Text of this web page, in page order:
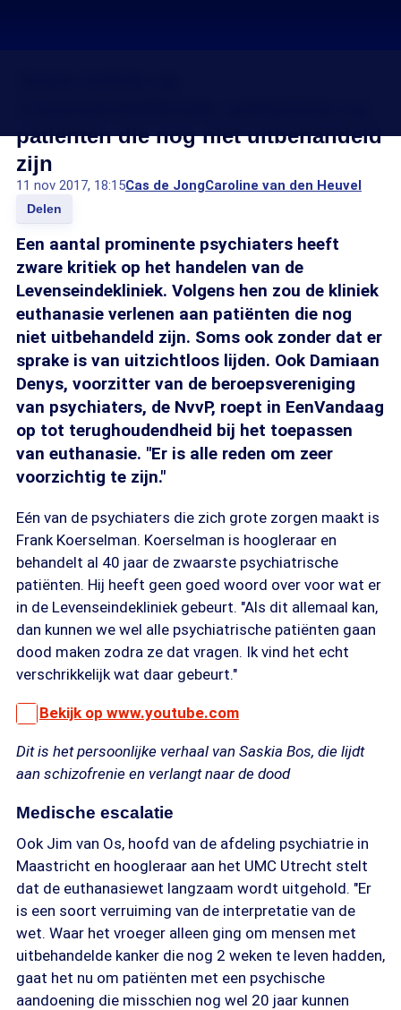
patiënten die nog niet uitbehandeld
zijn
11 nov 2017, 18:15Cas de JongCaroline van den Heuvel
Delen
Een aantal prominente psychiaters heeft
zware kritiek op het handelen van de
Levenseindekliniek. Volgens hen zou de kliniek
euthanasie verlenen aan patiënten die nog
niet uitbehandeld zijn. Soms ook zonder dat er
sprake is van uitzichtloos lijden. Ook Damiaan
Denys, voorzitter van de beroepsvereniging
van psychiaters, de NvvP, roept in EenVandaag
op tot terughoudendheid bij het toepassen
van euthanasie. "Er is alle reden om zeer
voorzichtig te zijn."
Eén van de psychiaters die zich grote zorgen maakt is
Frank Koerselman. Koerselman is hoogleraar en
behandelt al 40 jaar de zwaarste psychiatrische
patiënten. Hij heeft geen goed woord over voor wat er
in de Levenseindekliniek gebeurt. "Als dit allemaal kan,
dan kunnen we wel alle psychiatrische patiënten gaan
dood maken zodra ze dat vragen. Ik vind het echt
verschrikkelijk wat daar gebeurt."
Bekijk op www.youtube.com
Dit is het persoonlijke verhaal van Saskia Bos, die lijdt
aan schizofrenie en verlangt naar de dood
Medische escalatie
Ook Jim van Os, hoofd van de afdeling psychiatrie in
Maastricht en hoogleraar aan het UMC Utrecht stelt
dat de euthanasiewet langzaam wordt uitgehold. "Er
is een soort verruiming van de interpretatie van de
wet. Waar het vroeger alleen ging om mensen met
uitbehandelde kanker die nog 2 weken te leven hadden,
gaat het nu om patiënten met een psychische
aandoening die misschien nog wel 20 jaar kunnen